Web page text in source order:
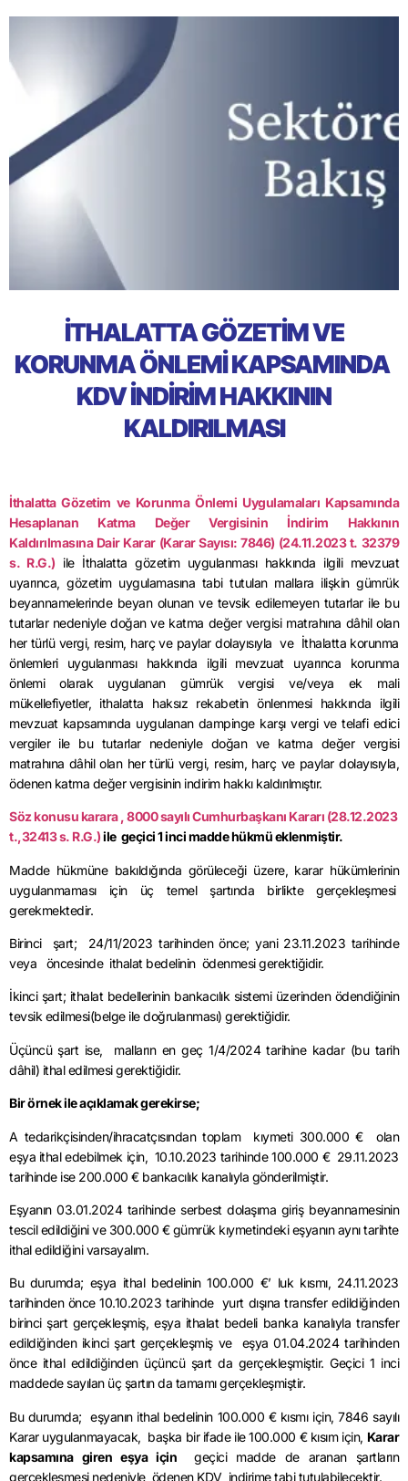
İTHALATTA GÖZETİM VE
KORUNMA ÖNLEMİ KAPSAMINDA
KDV İNDİRİM HAKKININ
KALDIRILMASI
İthalatta Gözetim ve Korunma Önlemi Uygulamaları Kapsamında
Hesaplanan Katma Değer Vergisinin İndirim Hakkının
Kaldırılmasına Dair Karar (Karar Sayısı: 7846) (24.11.2023 t. 32379
s. R.G.) ile İthalatta gözetim uygulanması hakkında ilgili mevzuat
uyarınca, gözetim uygulamasına tabi tutulan mallara ilişkin gümrük
beyannamelerinde beyan olunan ve tevsik edilemeyen tutarlar ile bu
tutarlar nedeniyle doğan ve katma değer vergisi matrahına dâhil olan
her türlü vergi, resim, harç ve paylar dolayısıyla ve İthalatta korunma
önlemleri uygulanması hakkında ilgili mevzuat uyarınca korunma
önlemi olarak uygulanan gümrük vergisi ve/veya ek mali
mükellefiyetler, ithalatta haksız rekabetin önlenmesi hakkında ilgili
mevzuat kapsamında uygulanan dampinge karşı vergi ve telafi edici
vergiler ile bu tutarlar nedeniyle doğan ve katma değer vergisi
matrahına dâhil olan her türlü vergi, resim, harç ve paylar dolayısıyla,
ödenen katma değer vergisinin indirim hakkı kaldırılmıştır.
Söz konusu karara , 8000 sayılı Cumhurbaşkanı Kararı (28.12.2023
t.,32413 s. R.G.)ile geçici 1 inci madde hükmü eklenmiştir.
Madde hükmüne bakıldığında görüleceği üzere, karar hükümlerinin
uygulanmaması için üç temel şartında birlikte gerçekleşmesi
gerekmektedir.
Birinci şart; 24/11/2023 tarihinden önce; yani 23.11.2023 tarihinde
veya öncesinde ithalat bedelinin ödenmesi gerektiğidir.
İkinci şart; ithalat bedellerinin bankacılık sistemi üzerinden ödendiğinin
tevsik edilmesi(belge ile doğrulanması) gerektiğidir.
Üçüncü şart ise, malların en geç 1/4/2024 tarihine kadar (bu tarih
dâhil) ithal edilmesi gerektiğidir.
Bir örnek ile açıklamak gerekirse;
A tedarikçisinden/ihracatçısından toplam kıymeti 300.000 € olan
eşya ithal edebilmek için, 10.10.2023 tarihinde 100.000 € 29.11.2023
tarihinde ise 200.000 € bankacılık kanalıyla gönderilmiştir.
Eşyanın 03.01.2024 tarihinde serbest dolaşıma giriş beyannamesinin
tescil edildiğini ve 300.000 € gümrük kıymetindeki eşyanın aynı tarihte
ithal edildiğini varsayalım.
Bu durumda; eşya ithal bedelinin 100.000 €’ luk kısmı, 24.11.2023
tarihinden önce 10.10.2023 tarihinde yurt dışına transfer edildiğinden
birinci şart gerçekleşmiş, eşya ithalat bedeli banka kanalıyla transfer
edildiğinden ikinci şart gerçekleşmiş ve eşya 01.04.2024 tarihinden
önce ithal edildiğinden üçüncü şart da gerçekleşmiştir. Geçici 1 inci
maddede sayılan üç şartın da tamamı gerçekleşmiştir.
Bu durumda; eşyanın ithal bedelinin 100.000 € kısmı için, 7846 sayılı
Karar uygulanmayacak, başka bir ifade ile 100.000 € kısım için, Karar
kapsamına giren eşya için
geçici madde de aranan şartların
gerçekleşmesi nedeniyle ödenen KDV indirime tabi tutulabilecektir.